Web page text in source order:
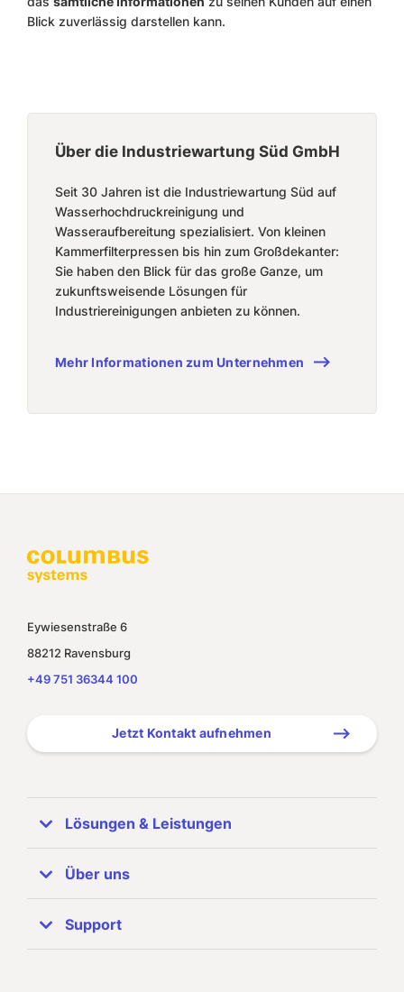
Blick zuverlässig darstellen kann.
Über die Industriewartung Süd GmbH
Seit 30 Jahren ist die Industriewartung Süd auf
Wasserhochdruckreinigung und
Wasseraufbereitung spezialisiert. Von kleinen
Kammerfilterpressen bis hin zum Großdekanter:
Sie haben den Blick für das große Ganze, um
zukunftsweisende Lösungen für
Industriereinigungen anbieten zu können.
Mehr Informationen zum Unternehmen
Eywiesenstraße 6
88212 Ravensburg
+49 751 36344 100
Jetzt Kontakt aufnehmen
Lösungen & Leistungen
ERP Systeme
SAP Business One
Referenzen
Über uns
Unternehmen
SAP Partner
Support